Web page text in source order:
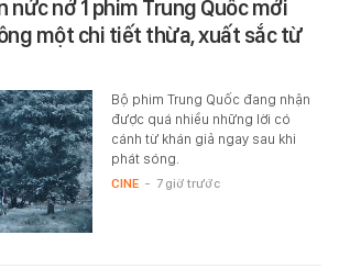
nức nở 1 phim Trung Quốc mới
một chi tiết thừa, xuất sắc từ
Bộ phim Trung Quốc đang nhận
được quá nhiều những lời có
cánh từ khán giả ngay sau khi
phát sóng.
CINE - 7 giờ trước